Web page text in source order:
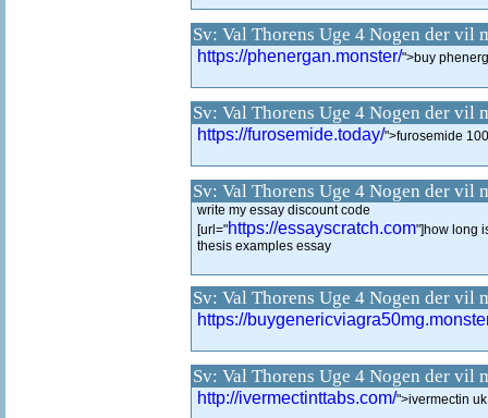
Sv: Val Thorens Uge 4 Nogen der vil
https://phenergan.monster/">buy
Sv: Val Thorens Uge 4 Nogen der vil
https://furosemide.today/">furosemide
Sv: Val Thorens Uge 4 Nogen der vil
write my essay discount code
[url="https://essayscratch.com"]how long
thesis examples essay
Sv: Val Thorens Uge 4 Nogen der vil
https://
Sv: Val Thorens Uge 4 Nogen der vil
http://ivermectinttabs.com/">ivermectin uk